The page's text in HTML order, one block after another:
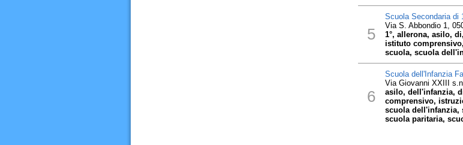
5
Scuola Secondaria di
Via S. Abbondio 1,
1°, allerona, asilo,
istituto
scuola, scuola
6
Scuola dell'Infanzia
Via Giovanni XXIII
asilo, dell'infanzia,
comprensivo,
scuola dell'infanzia,
scuola paritaria,